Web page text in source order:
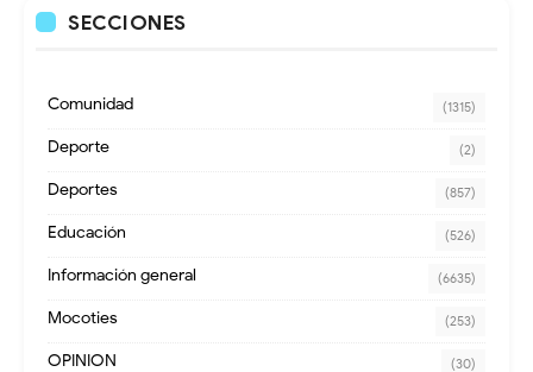
SECCIONES
Comunidad (1315)
Deporte (2)
Deportes (857)
Educación (526)
Información general (6635)
Mocoties (253)
OPINION (30)